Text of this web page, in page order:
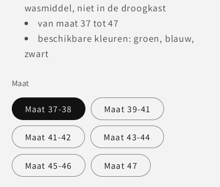
wasmiddel, niet in de droogkast
van maat 37 tot 47
beschikbare kleuren: groen, blauw,
zwart
Maat
Maat 37-38 Maat 39-41
Maat 41-42 Maat 43-44
Maat 45-46 Maat 47